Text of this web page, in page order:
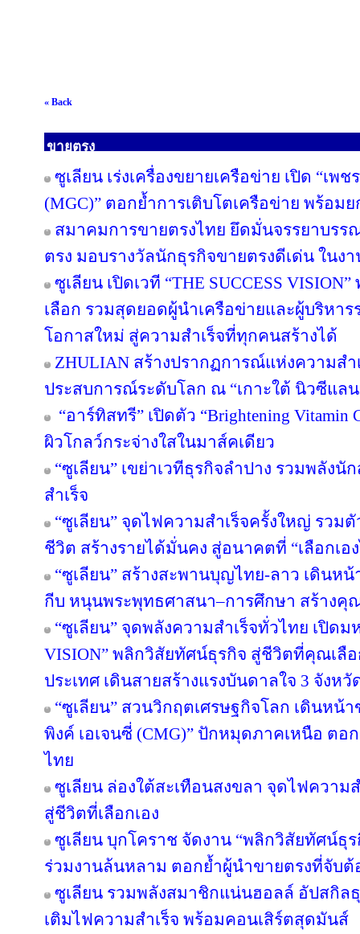
« Back
ขายตรง
ซูเลียน เร่งเครื่องขยายเครือข่าย เปิด “เพ
(MGC)” ตอกย้ำการเติบโตเครือข่าย พร้อ
สมาคมการขายตรงไทย ยึดมั่นจรรยาบรร
ตรง มอบรางวัลนักธุรกิจขายตรงดีเด่น ในงา
ซูเลียน เปิดเวที “THE SUCCESS
เลือก รวมสุดยอดผู้นำเครือข่ายและผู้บริหา
โอกาสใหม่ สู่ความสำเร็จที่ทุกคนสร้างได้
ZHULIAN สร้างปรากฏการณ์แห่งความสำ
ประสบการณ์ระดับโลก ณ “เกาะใต้ นิวซีแล
“อาร์ทิสทรี” เปิดตัว “Brightening Vitamin
ผิวโกลว์กระจ่างใสในมาส์คเดียว
“ซูเลียน” เขย่าเวทีธุรกิจลำปาง รวมพลัง
สำเร็จ
“ซูเลียน” จุดไฟความสำเร็จครั้งใหญ่ รว
ชีวิต สร้างรายได้มั่นคง สู่อนาคตที่ “เลือกเอ
“ซูเลียน” สร้างสะพานบุญไทย-ลาว เดินห
กีบ หนุนพระพุทธศาสนา–การศึกษา สร้างคุ
“ซูเลียน” จุดพลังความสำเร็จทั่วไทย เปิดม
VISION” พลิกวิสัยทัศน์ธุรกิจ สู่ชีวิตที่คุณเลื
ประเทศ เดินสายสร้างแรงบันดาลใจ 3 จังห
“ซูเลียน” สวนวิกฤตเศรษฐกิจโลก เดินหน้
พิงค์ เอเจนซี่ (CMG)” ปักหมุดภาคเหนือ ตอ
ไทย
ซูเลียน ล่องใต้สะเทือนสงขลา จุดไฟความ
สู่ชีวิตที่เลือกเอง
ซูเลียน บุกโคราช จัดงาน “พลิกวิสัยทัศน์ธุ
ร่วมงานล้นหลาม ตอกย้ำผู้นำขายตรงที่จับต้
ซูเลียน รวมพลังสมาชิกแน่นฮอลล์ อัปสกิ
เติมไฟความสำเร็จ พร้อมคอนเสิร์ตสุดมันส์